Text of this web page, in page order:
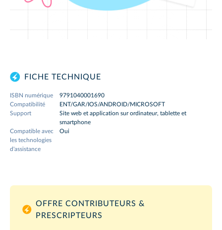
FICHE TECHNIQUE
ISBN numérique
9791040001690
Compatibilité
ENT/GAR/IOS/ANDROID/MICROSOFT
Support
Site web et application sur ordinateur, tablette et
smartphone
Compatible avec
les technologies
d'assistance
Oui
OFFRE CONTRIBUTEURS &
PRESCRIPTEURS